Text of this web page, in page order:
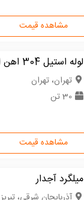
مشاهده قیمت
لوله استیل 304 اهن الات فورج
تهران، تهران
30 تن
مشاهده قیمت
میلگرد آجدار